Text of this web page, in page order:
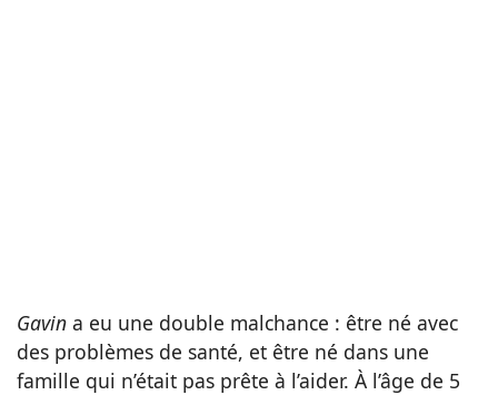
Gavin a eu une double malchance : être né avec
des problèmes de santé, et être né dans une
famille qui n’était pas prête à l’aider. À l’âge de 5